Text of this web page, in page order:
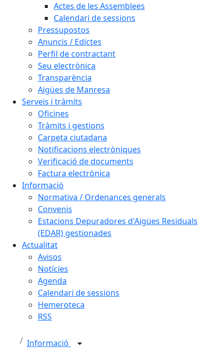
Actes de les Assemblees
Calendari de sessions
Pressupostos
Anuncis / Edictes
Perfil de contractant
Seu electrònica
Transparència
Aigües de Manresa
Serveis i tràmits
Oficines
Tràmits i gestions
Carpeta ciutadana
Notificacions electròniques
Verificació de documents
Factura electrònica
Informació
Normativa / Ordenances generals
Convenis
Estacions Depuradores d'Aigües Residuals
(EDAR) gestionades
Actualitat
Avisos
Notícies
Agenda
Calendari de sessions
Hemeroteca
RSS
Informació